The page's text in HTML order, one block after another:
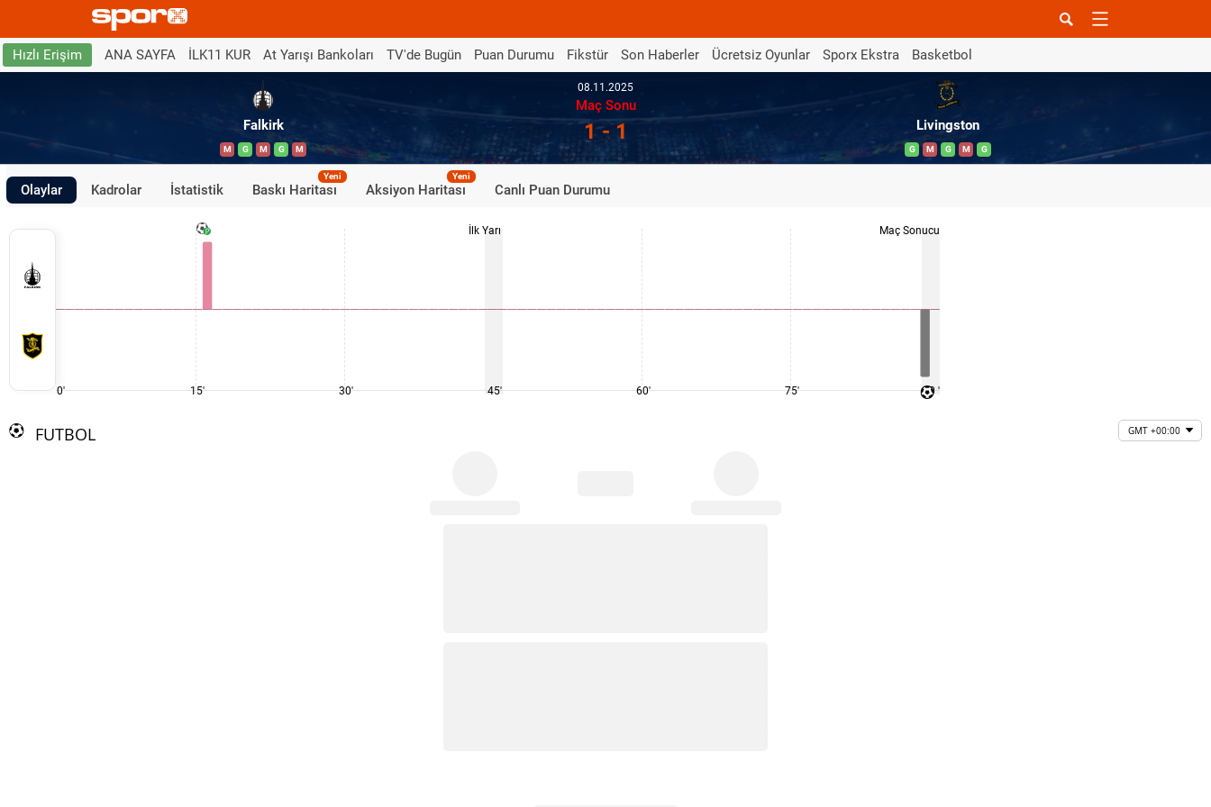
Hızlı Erişim ANA SAYFA İLK11 KUR At Yarışı Bankoları TV'de Bugün Puan Durumu Fikstür Son Haberler Ücretsiz Oyunlar Sporx Ekstra Basketbol
Falkirk
M G M G M
08.11.2025
Maç Sonu
1 - 1 Livingston
G M G M G
Olaylar Kadrolar İstatistik Baskı Haritası
Yeni
Aksiyon Haritası
Yeni
Canlı Puan Durumu
0' 15' 30'
İlk Yarı
45' 60' 75'
Maç Sonucu
90 '
FUTBOL GMT +00:00